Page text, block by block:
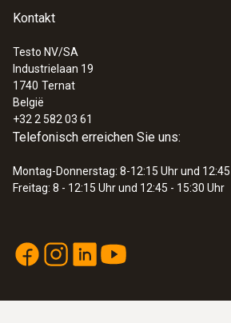
Kontakt
Testo NV/SA
Industrielaan 19
1740 Ternat
België
+32 2 582 03 61
Telefonisch erreichen Sie uns:
Montag-Donnerstag: 8-12:15 Uhr und
Freitag: 8 - 12:15 Uhr und 12:45 - 15:30 Uhr